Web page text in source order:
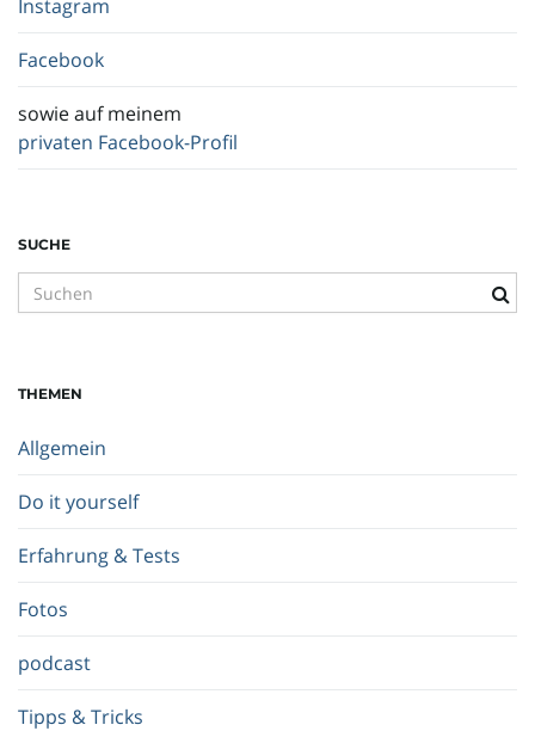
Instagram
Facebook
sowie auf meinem
privaten Facebook-Profil
SUCHE
u
b
g
i
f
.
.
.
THEMEN
Allgemein
Do it yourself
Erfahrung & Tests
Fotos
podcast
Tipps & Tricks